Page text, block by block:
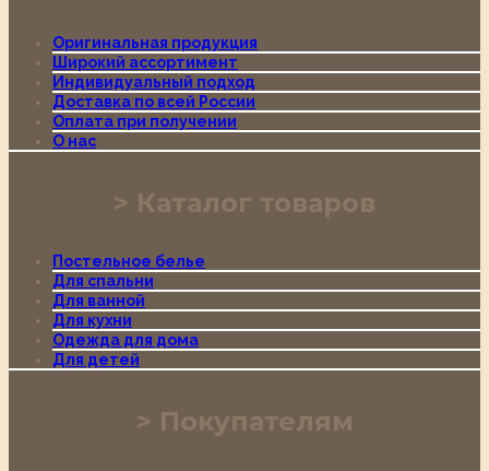
Оригинальная продукция
Широкий ассортимент
Индивидуальный подход
Доставка по всей России
Оплата при получении
О нас
Каталог товаров
Постельное белье
Для спальни
Для ванной
Для кухни
Одежда для дома
Для детей
Покупателям